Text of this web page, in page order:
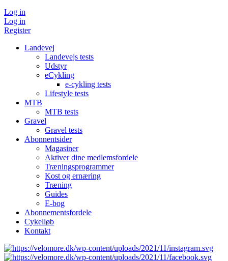
Log in
Log in
Register
Landevej
Landevejs tests
Udstyr
eCykling
e-cykling tests
Lifestyle tests
MTB
MTB tests
Gravel
Gravel tests
Abonnentsider
Magasiner
Aktiver dine medlemsfordele
Træningsprogrammer
Kost og ernæring
Træning
Guides
E-bog
Abonnementsfordele
Cykelløb
Kontakt